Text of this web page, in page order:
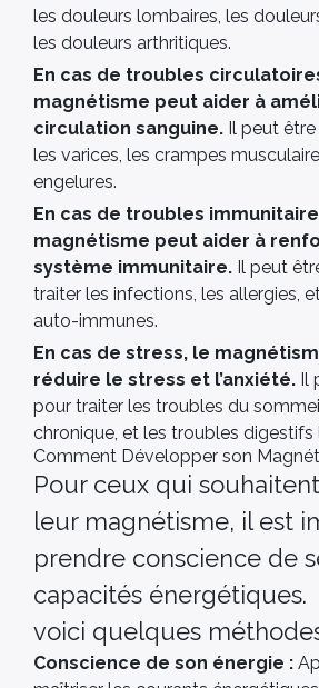
les douleurs lombaires, les
les douleurs arthritiques.
En cas de troubles
magnétisme peut aider à
circulation sanguine. Il peut
les varices, les crampes
engelures.
En cas de troubles
magnétisme peut aider à
système immunitaire. Il peut
traiter les infections, les allergies,
auto-immunes.
En cas de stress, le
réduire le stress et l’anxiété. Il
pour traiter les troubles du
chronique, et les troubles digestifs
Comment Développer son
Pour ceux qui
leur magnétisme, il est
prendre conscience de
capacités énergétiques.
voici quelques
Conscience de son énergie :